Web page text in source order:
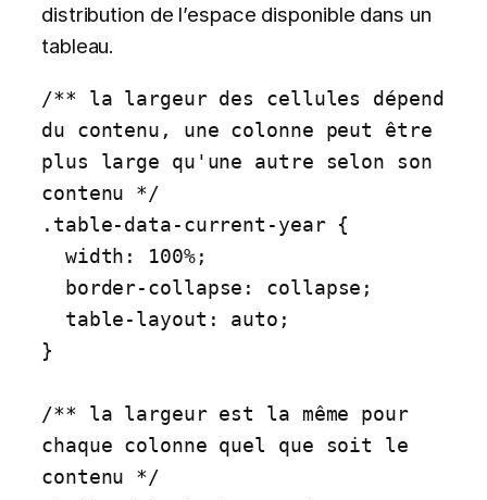
distribution de l’espace disponible dans un
tableau.
/** la largeur des cellules dépend
du contenu, une colonne peut être
plus large qu'une autre selon son
contenu */
.table-data-current-year {
}
/** la largeur est la même pour
chaque colonne quel que soit le
contenu */